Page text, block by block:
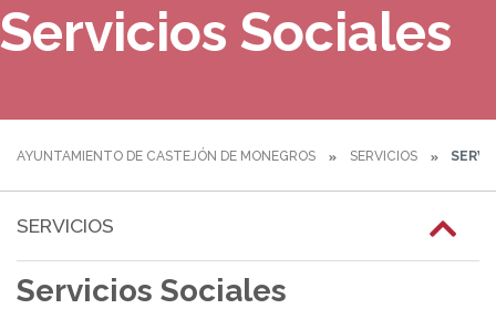
Servicios Sociales
AYUNTAMIENTO DE CASTEJÓN DE MONEGROS SERVICIOS
SERVICIOS
Servicios Sociales